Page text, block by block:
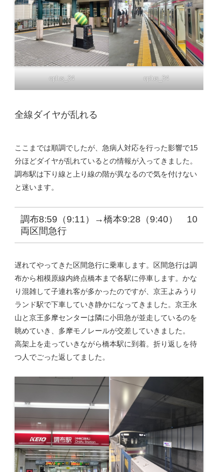
oplus_34 oplus_34
全線ダイヤが乱れる
ここまでは順調でしたが、急病人対応を行った影響で15
分ほどダイヤが乱れているとの情報が入ってきました。
調布駅は下り線と上り線の階が異なるので気を付けない
と迷います。
調布8:59（9:11）→橋本9:28（9:40） 10
両区間急行
遅れてやってきた区間急行に乗車します。区間急行は調
布から相模原線内終点橋本まで各駅に停車します。かな
り混雑して子連れ客が多かったのですが、京王よみうり
ランド駅で下車していき静かになってきました。京王永
山と京王多摩センターは隣に小田急が並走しているのを
眺めていき、多摩モノレールが交差していきました。
高架上を走っていきながら橋本駅に到着。折り返しを待
つ人でごった返してました。